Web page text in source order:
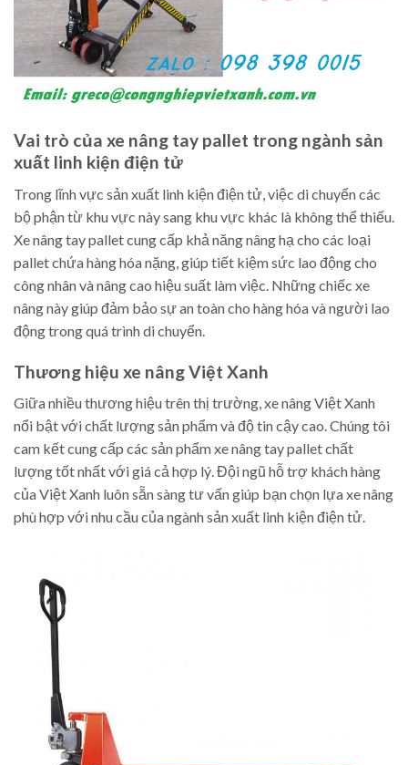
Vai trò của xe nâng tay pallet trong ngành sản
xuất linh kiện điện tử
Trong lĩnh vực sản xuất linh kiện điện tử, việc di chuyển các
bộ phận từ khu vực này sang khu vực khác là không thể thiếu.
Xe nâng tay pallet cung cấp khả năng nâng hạ cho các loại
pallet chứa hàng hóa nặng, giúp tiết kiệm sức lao động cho
công nhân và nâng cao hiệu suất làm việc. Những chiếc xe
nâng này giúp đảm bảo sự an toàn cho hàng hóa và người lao
động trong quá trình di chuyển.
Thương hiệu xe nâng Việt Xanh
Giữa nhiều thương hiệu trên thị trường, xe nâng Việt Xanh
nổi bật với chất lượng sản phẩm và độ tin cậy cao. Chúng tôi
cam kết cung cấp các sản phẩm xe nâng tay pallet chất
lượng tốt nhất với giá cả hợp lý. Đội ngũ hỗ trợ khách hàng
của Việt Xanh luôn sẵn sàng tư vấn giúp bạn chọn lựa xe nâng
phù hợp với nhu cầu của ngành sản xuất linh kiện điện tử.